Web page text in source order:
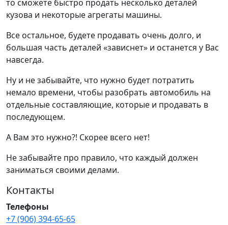
то сможете быстро продать несколько деталей
кузова и некоторые агрегаты машины.
Все остальное, будете продавать очень долго, и
большая часть деталей «зависнет» и останется у Вас
навсегда.
Ну и не забывайте, что нужно будет потратить
немало времени, чтобы разобрать автомобиль на
отдельные составляющие, которые и продавать в
последующем.
А Вам это нужно?! Скорее всего нет!
Не забывайте про правило, что каждый должен
заниматься своими делами.
Контакты
Телефоны
+7 (906) 394-65-65